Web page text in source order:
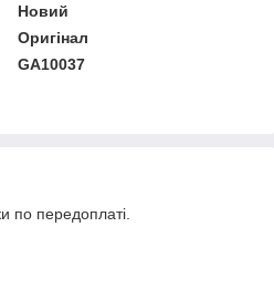
Новий
Оригінал
GA10037
по передоплаті.